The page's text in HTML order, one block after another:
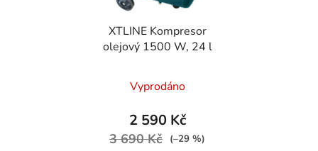
XTLINE Kompresor
olejový 1500 W, 24 l
Vyprodáno
2 590 Kč
3 690 Kč (–29 %)